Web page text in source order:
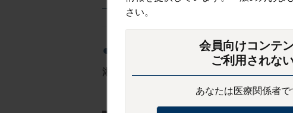
●末梢動脈疾患の病態と治療
湘南鎌倉総合病院 院長代行
さい。
会員向けコンテ
ご利用されな
あなたは医療関係者で